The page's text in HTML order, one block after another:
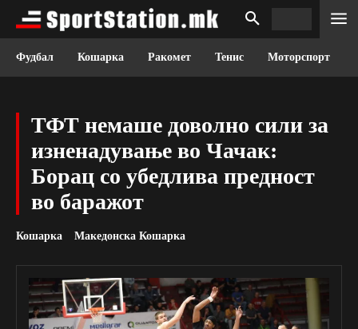
Фудбал Кошарка Ракомет Тенис Моторспорт
ТФТ немаше доволно сили за
изненадување во Чачак:
Борац со убедлива предност
во баражот
Кошарка Македонска Кошарка